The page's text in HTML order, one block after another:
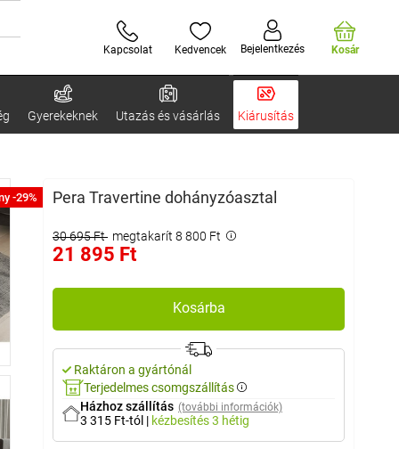
Kapcsolat Kedvencek Bejelentkezés Kosár
Gyerekeknek Utazás és vásárlás Kiárusítás
-29% Pera Travertine dohányzóasztal
30 695 Ft megtakarít 8 800 Ft
21 895 Ft
Kosárba
Raktáron a gyártónál
Terjedelmes csomgszállítás
Házhoz szállítás (további információk)
3 315 Ft-tól | kézbesítés3 hétig